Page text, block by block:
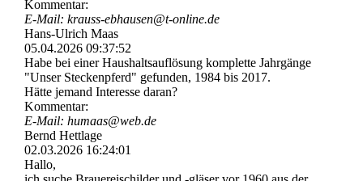
Kommentar:
E-Mail: krauss-­ebhausen@­t-­online.­de
Hans-Ulrich Maas
05.04.2026 09:37:52
Habe bei einer Haushaltsauflösung komplette Jahrgänge
"Unser Steckenpferd" gefunden, 1984 bis 2017.
Hätte jemand Interesse daran?
Kommentar:
E-Mail: humaas@web.de
Bernd Hettlage
02.03.2026 16:24:01
Hallo,